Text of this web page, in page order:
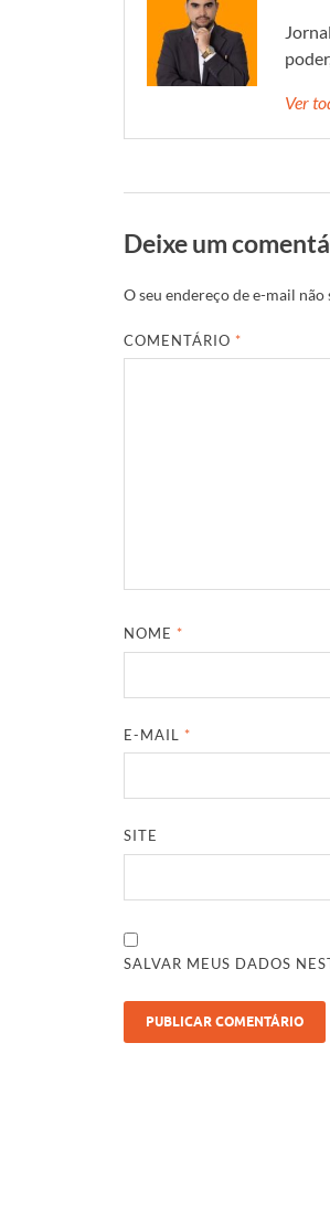
Ver
Deixe um
O seu endereço de e-mail
COMENTÁRIO*
NOME*
E-MAIL*
SITE
SALVAR MEUS DADOS